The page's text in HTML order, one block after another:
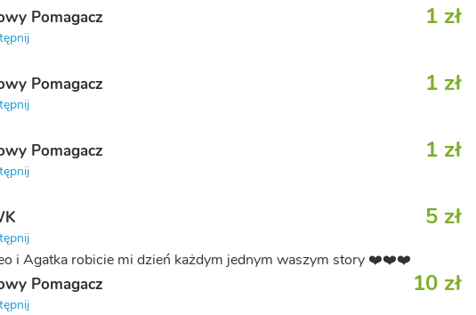
1 zł
Pomagacz
1 zł
Pomagacz
1 zł
Pomagacz
5 zł
i Agatka robicie mi dzień każdym jednym waszym story ❤️❤️❤️
10 zł
Pomagacz